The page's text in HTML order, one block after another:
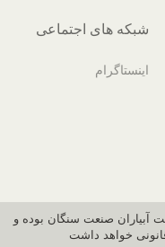
شبکه های اجتماعی
اینستاگرام
آبیاران صنعت سنگان بوده و